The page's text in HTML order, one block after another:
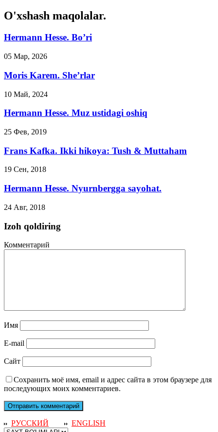
O'xshash maqolalar.
Hermann Hesse. Bo’ri
05 Мар, 2026
Moris Karem. She’rlar
10 Май, 2024
Hermann Hesse. Muz ustidagi oshiq
25 Фев, 2019
Frans Kafka. Ikki hikoya: Tush & Muttaham
19 Сен, 2018
Hermann Hesse. Nyurnbergga sayohat.
24 Авг, 2018
Izoh qoldiring
Комментарий
Имя
E-mail
Сайт
Сохранить моё имя, email и адрес сайта в этом браузере для
последующих моих комментариев.
РУССКИЙ ENGLISH